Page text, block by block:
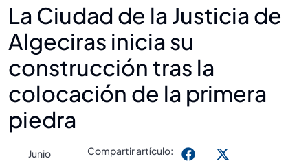
La Ciudad de la Justicia de
Algeciras inicia su
construcción tras la
colocación de la primera
piedra
Junio
Compartir artículo: